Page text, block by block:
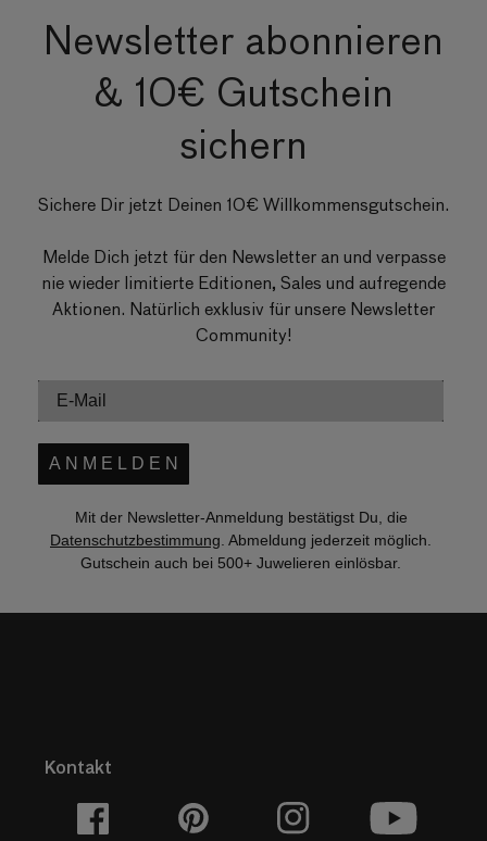
Newsletter abonnieren
& 10€ Gutschein
sichern
Sichere Dir jetzt Deinen 10€ Willkommensgutschein.
Melde Dich jetzt für den Newsletter an und verpasse
nie wieder limitierte Editionen, Sales und aufregende
Aktionen. Natürlich exklusiv für unsere Newsletter
Community!
A N M E L D E N
Mit der Newsletter-Anmeldung bestätigst Du, die
Datenschutzbestimmung. Abmeldung jederzeit möglich.
Gutschein auch bei 500+ Juwelieren einlösbar.
Kontakt
Facebook Pinterest Instagram YouTube